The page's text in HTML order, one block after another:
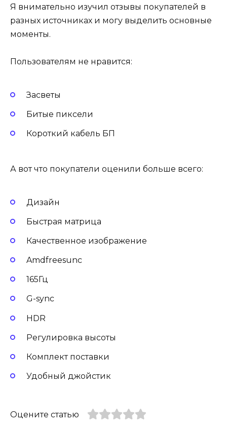
Я внимательно изучил отзывы покупателей в
разных источниках и могу выделить основные
моменты.
Пользователям не нравится:
Засветы
Битые пиксели
Короткий кабель БП
А вот что покупатели оценили больше всего:
Дизайн
Быстрая матрица
Качественное изображение
Amdfreesunc
165Гц
G-sync
HDR
Регулировка высоты
Комплект поставки
Удобный джойстик
Оцените статью